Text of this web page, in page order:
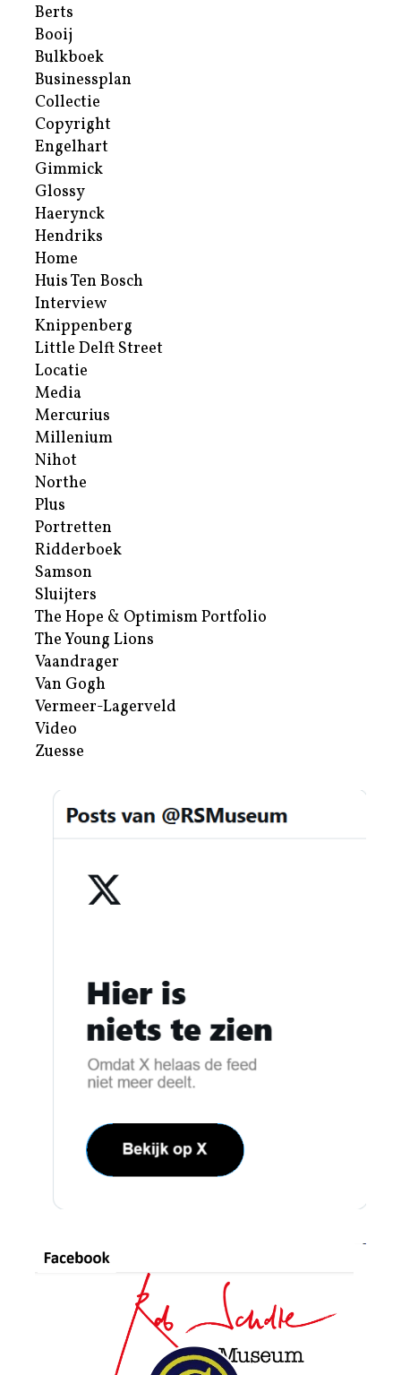
Berts
Booij
Bulkboek
Businessplan
Collectie
Copyright
Engelhart
Gimmick
Glossy
Haerynck
Hendriks
Home
Huis Ten Bosch
Interview
Knippenberg
Little Delft Street
Locatie
Media
Mercurius
Millenium
Nihot
Northe
Plus
Portretten
Ridderboek
Samson
Sluijters
The Hope & Optimism Portfolio
The Young Lions
Vaandrager
Van Gogh
Vermeer-Lagerveld
Video
Zuesse